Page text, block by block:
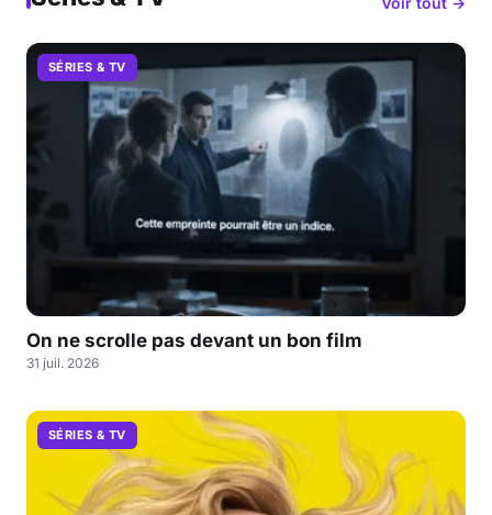
SÉRIES & TV
On ne scrolle pas devant un bon film
31 juil. 2026
SÉRIES & TV